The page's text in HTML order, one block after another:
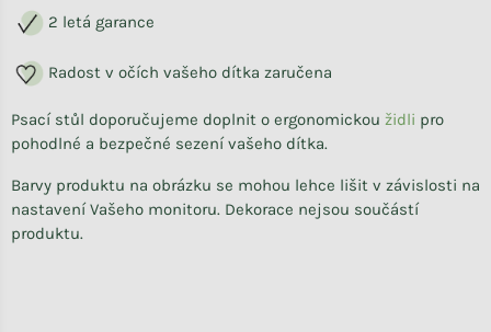
2 letá garance
Radost v očích vašeho dítka zaručena
Psací stůl doporučujeme doplnit o ergonomickou židli pro
pohodlné a bezpečné sezení vašeho dítka.
Barvy produktu na obrázku se mohou lehce lišit v závislosti na
nastavení Vašeho monitoru. Dekorace nejsou součástí
produktu.